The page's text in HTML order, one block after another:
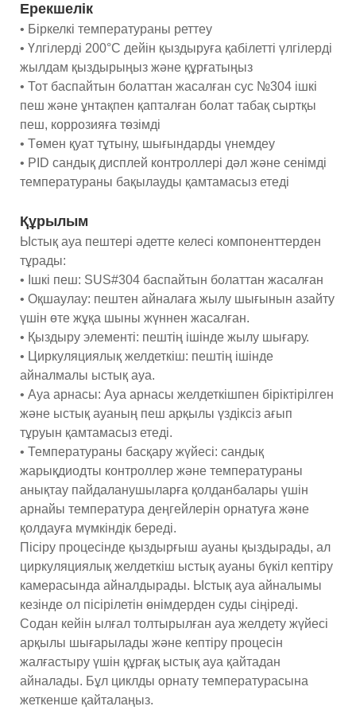
Ерекшелік
• Біркелкі температураны реттеу
• Үлгілерді 200°C дейін қыздыруға қабілетті үлгілерді
жылдам қыздырыңыз және құрғатыңыз
• Тот баспайтын болаттан жасалған сус №304 ішкі
пеш және ұнтақпен қапталған болат табақ сыртқы
пеш, коррозияға төзімді
• Төмен қуат тұтыну, шығындарды үнемдеу
• PID сандық дисплей контроллері дәл және сенімді
температураны бақылауды қамтамасыз етеді
Құрылым
Ыстық ауа пештері әдетте келесі компоненттерден
тұрады:
• Ішкі пеш: SUS#304 баспайтын болаттан жасалған
• Оқшаулау: пештен айналаға жылу шығынын азайту
үшін өте жұқа шыны жүннен жасалған.
• Қыздыру элементі: пештің ішінде жылу шығару.
• Циркуляциялық желдеткіш: пештің ішінде
айналмалы ыстық ауа.
• Ауа арнасы: Ауа арнасы желдеткішпен біріктірілген
және ыстық ауаның пеш арқылы үздіксіз ағып
тұруын қамтамасыз етеді.
• Температураны басқару жүйесі: сандық
жарықдиодты контроллер және температураны
анықтау пайдаланушыларға қолданбалары үшін
арнайы температура деңгейлерін орнатуға және
қолдауға мүмкіндік береді.
Пісіру процесінде қыздырғыш ауаны қыздырады, ал
циркуляциялық желдеткіш ыстық ауаны бүкіл кептіру
камерасында айналдырады. Ыстық ауа айналымы
кезінде ол пісірілетін өнімдерден суды сіңіреді.
Содан кейін ылғал толтырылған ауа желдету жүйесі
арқылы шығарылады және кептіру процесін
жалғастыру үшін құрғақ ыстық ауа қайтадан
айналады. Бұл циклды орнату температурасына
жеткенше қайталаңыз.